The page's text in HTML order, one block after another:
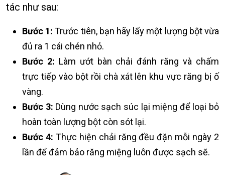
tác như sau:
Bước 1: Trước tiên, bạn hãy lấy một lượng bột vừa
đủ ra 1 cái chén nhỏ.
Bước 2: Làm ướt bàn chải đánh răng và chấm
trực tiếp vào bột rồi chà xát lên khu vực răng bị ố
vàng.
Bước 3: Dùng nước sạch súc lại miệng để loại bỏ
hoàn toàn lượng bột còn sót lại.
Bước 4: Thực hiện chải răng đều đặn mỗi ngày 2
lần để đảm bảo răng miệng luôn được sạch sẽ.